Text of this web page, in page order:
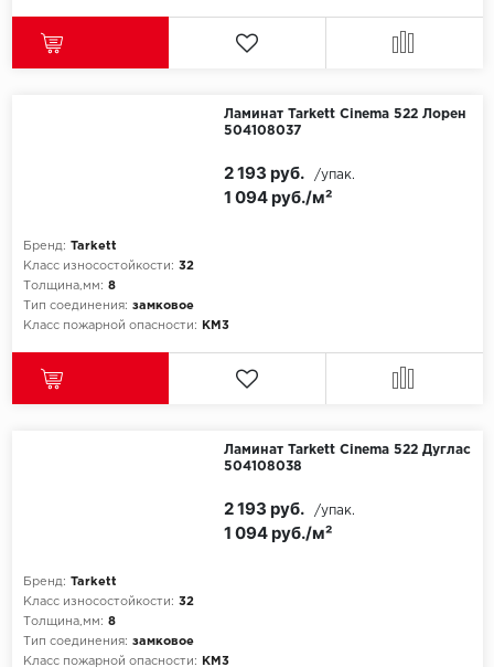
Vinilam
Ламинат Tarkett Cinema 522 Лорен
504108037
Бренд: Tarkett
Класс износостойкости: 32
Толщина,мм: 8
Тип соединения: замковое
Класс пожарной опасности:
КМ3
1 094 руб./м²
2 193 руб. /упак.
Ламинат Tarkett Cinema 522 Дуглас
504108038
Бренд: Tarkett
Класс износостойкости: 32
Толщина,мм: 8
Тип соединения: замковое
Класс пожарной опасности:
КМ3
1 094 руб./м²
2 193 руб. /упак.